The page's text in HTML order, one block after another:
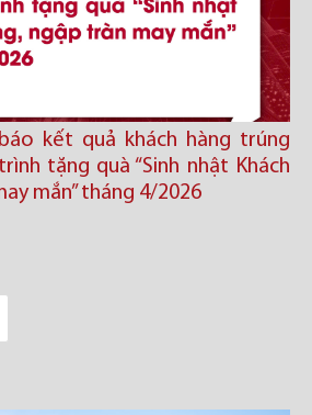
kết quả khách hàng trúng
tặng quà “Sinh nhật Khách
mắn” tháng 4/2026